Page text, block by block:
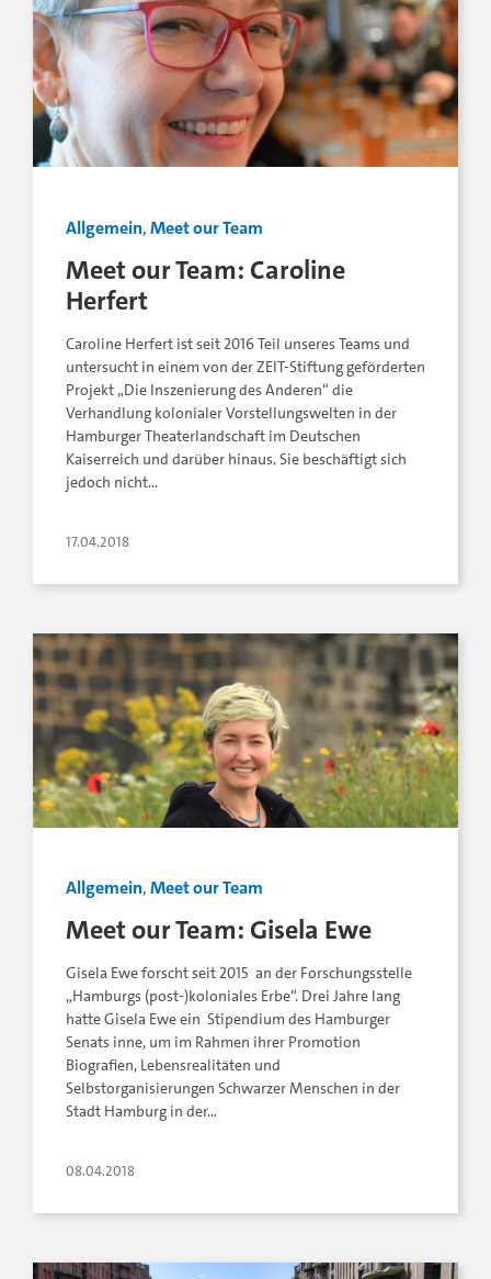
Allgemein,Meet our Team
Meet our Team: Caroline
Herfert
Caroline Herfert ist seit 2016 Teil unseres Teams und
untersucht in einem von der ZEIT-Stiftung geförderten
Projekt „Die Inszenierung des Anderen“ die
Verhandlung kolonialer Vorstellungswelten in der
Hamburger Theaterlandschaft im Deutschen
Kaiserreich und darüber hinaus. Sie beschäftigt sich
jedoch nicht…
17.04.2018
Allgemein,Meet our Team
Meet our Team: Gisela Ewe
Gisela Ewe forscht seit 2015 an der Forschungsstelle
„Hamburgs (post-)koloniales Erbe“. Drei Jahre lang
hatte Gisela Ewe ein Stipendium des Hamburger
Senats inne, um im Rahmen ihrer Promotion
Biografien, Lebensrealitäten und
Selbstorganisierungen Schwarzer Menschen in der
Stadt Hamburg in der…
08.04.2018